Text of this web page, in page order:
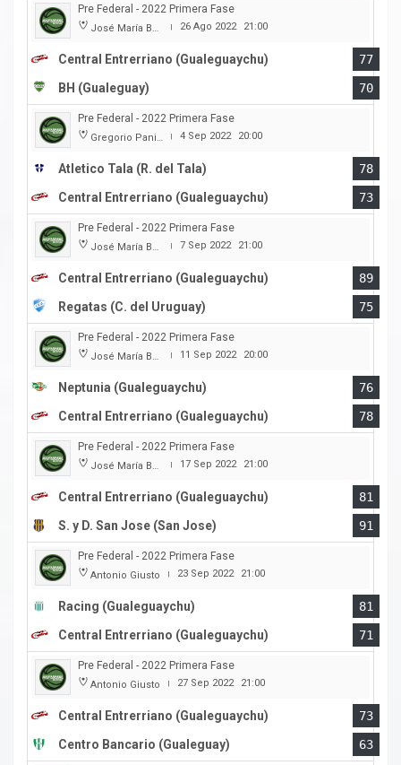
Pre Federal - 2022 Primera Fase
José María Bertora | 26 Ago 2022 21:00
Central Entrerriano (Gualeguaychu)
77
BH (Gualeguay)
70
Pre Federal - 2022 Primera Fase
Gregorio Panizza | 4 Sep 2022 20:00
Atletico Tala (R. del Tala)
78
Central Entrerriano (Gualeguaychu)
73
Pre Federal - 2022 Primera Fase
José María Bertora | 7 Sep 2022 21:00
Central Entrerriano (Gualeguaychu)
89
Regatas (C. del Uruguay)
75
Pre Federal - 2022 Primera Fase
José María Bertora | 11 Sep 2022 20:00
Neptunia (Gualeguaychu)
76
Central Entrerriano (Gualeguaychu)
78
Pre Federal - 2022 Primera Fase
José María Bertora | 17 Sep 2022 21:00
Central Entrerriano (Gualeguaychu)
81
S. y D. San Jose (San Jose)
91
Pre Federal - 2022 Primera Fase
Antonio Giusto | 23 Sep 2022 21:00
Racing (Gualeguaychu)
81
Central Entrerriano (Gualeguaychu)
71
Pre Federal - 2022 Primera Fase
Antonio Giusto | 27 Sep 2022 21:00
Central Entrerriano (Gualeguaychu)
73
Centro Bancario (Gualeguay)
63